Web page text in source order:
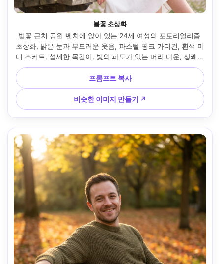
봄꽃 초상화
벚꽃 근처 공원 벤치에 앉아 있는 24세 여성의 포토리얼리즘
초상화, 밝은 눈과 부드러운 웃음, 파스텔 핑크 가디건, 흰색 미
디 스커트, 섬세한 목걸이, 빛의 파도가 있는 머리 다운, 상쾌한
이슬 같은 메이크업, 공중에 꽃잎, 부드러운 확산이 있는 화창
한 봄 낮빛, 니콘 Z7 II, 85mm f/1.8, 크리미한 보케, 허리 위로
올라가는 구도, 오른쪽에서 약간의 각도, 즐겁고 통풍이 좋은
분위기, 포토리얼리즘 피부 질감, 자연스러운 하이라이트, 고
해상도, 선명한 초점, 밝은 파스텔 색상 등급 --ar 4:5
프롬프트 복사
비슷한 이미지 만들기 ↗